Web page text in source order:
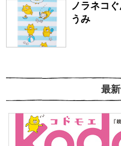
ノラネコ
うみ
最